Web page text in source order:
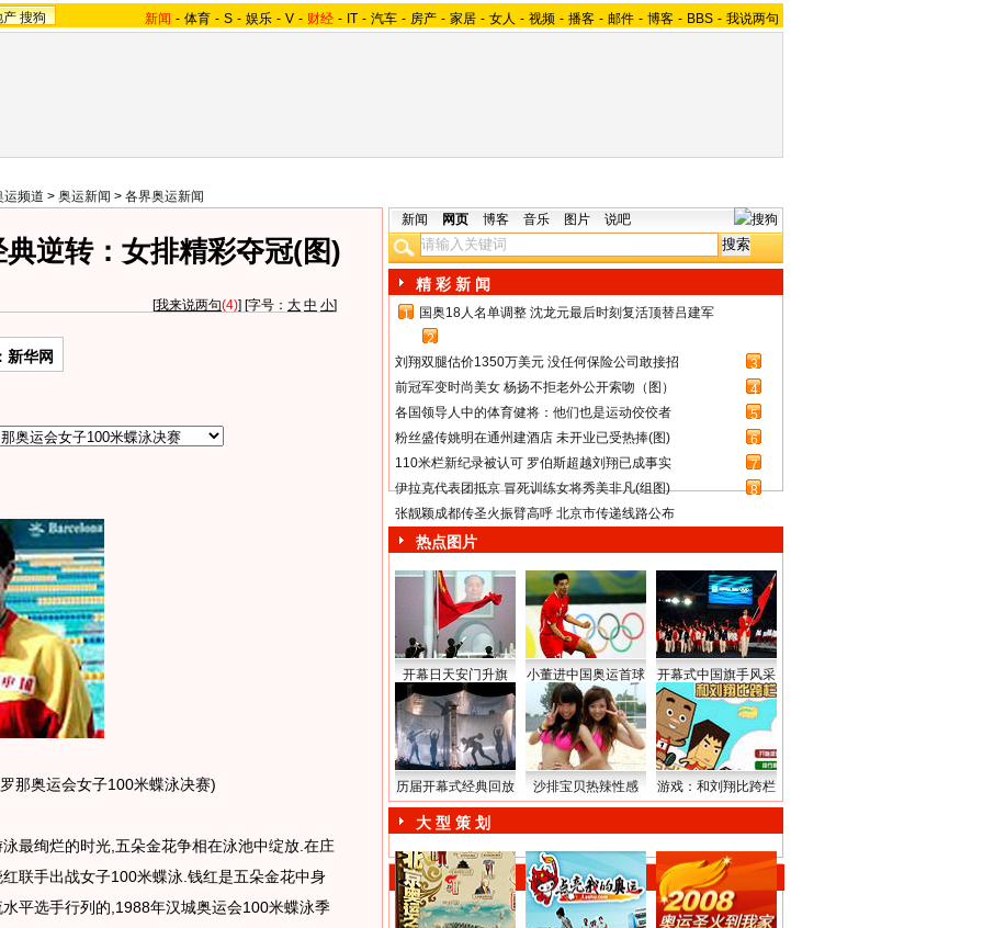
产 搜狗 新闻 - 体育 - S - 娱乐 - V - 财经 - IT - 汽车 - 房产 - 家居 - 女人 - 视频 - 播客 - 邮件 - 博客 - BBS - 我说两句
运频道 > 奥运新闻 > 各界奥运新闻
逆转：女排精彩夺冠(图)
[我来说两句(4)] [字号： 大 中 小]
新华网
那奥运会女子100米蝶泳决赛)
绚烂的时光,五朵金花争相在泳池中绽放.在庄
联手出战女子100米蝶泳.钱红是五朵金花中身
平选手行列的,1988年汉城奥运会100米蝶泳季
新闻 网页 博客 音乐 图片 说吧
精 彩 新 闻
1
国奥18人名单调整 沈龙元最后时刻复活顶替吕建军
2
刘翔双腿估价1350万美元 没任何保险公司敢接招
3
前冠军变时尚美女 杨扬不拒老外公开索吻（图）
4
各国领导人中的体育健将：他们也是运动佼佼者
5
粉丝盛传姚明在通州建酒店 未开业已受热捧(图)
6
110米栏新纪录被认可 罗伯斯超越刘翔已成事实
7
伊拉克代表团抵京 冒死训练女将秀美非凡(组图)
8
张靓颖成都传圣火振臂高呼 北京市传递线路公布
热点图片
开幕日天安门升旗 小董进中国奥运首球 开幕式中国旗手风采
历届开幕式经典回放 沙排宝贝热辣性感 游戏：和刘翔比跨栏
大 型 策 划